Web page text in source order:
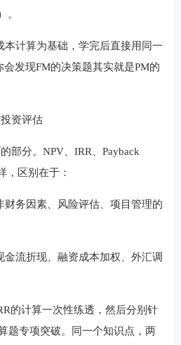
。
本计算为基础，学完后直接用同一
发现FM的决策题其实就是PM的
资评估
的部分。NPV、IRR、Payback
，区别在于：
财务因素、风险评估、项目管理的
金流折现、融资成本加权、外汇调
的计算一次性练透，然后分别针
题专项突破。同一个知识点，两